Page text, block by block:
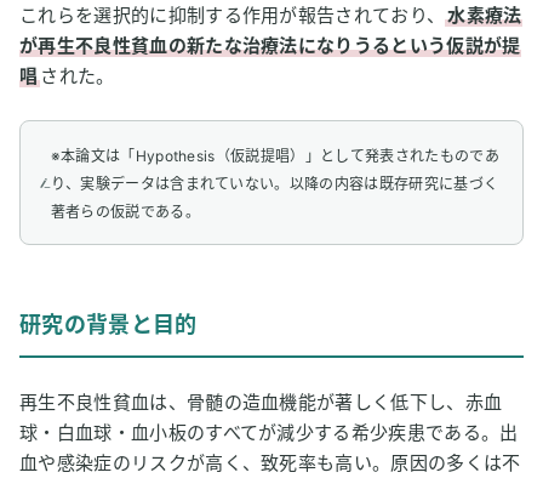
6 水素健康活用研究所編集部の感想
7 用語解説
これらを選択的に抑制する作用が報告されており、水素療法
が再生不良性貧血の新たな治療法になりうるという仮説が提
唱された。
※本論文は「Hypothesis（仮説提唱）」として発表されたものであ
り、実験データは含まれていない。以降の内容は既存研究に基づく
著者らの仮説である。
研究の背景と目的
再生不良性貧血は、骨髄の造血機能が著しく低下し、赤血
球・白血球・血小板のすべてが減少する希少疾患である。出
血や感染症のリスクが高く、致死率も高い。原因の多くは不